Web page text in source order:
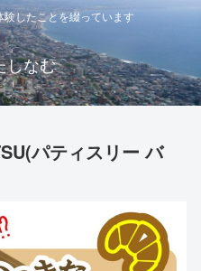
したことを綴っています
しなむ
パティスリー バ